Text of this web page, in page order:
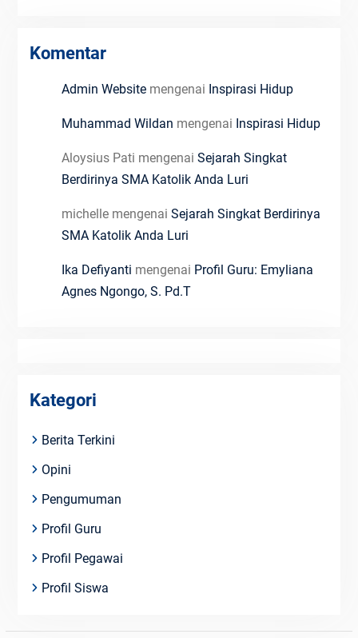
Komentar
Admin Websitemengenai Inspirasi Hidup
Muhammad Wildan mengenai Inspirasi Hidup
Aloysius Pati mengenai Sejarah Singkat
Berdirinya SMA Katolik Anda Luri
michellemengenai Sejarah Singkat Berdirinya
SMA Katolik Anda Luri
Ika Defiyanti mengenai Profil Guru: Emyliana
Agnes Ngongo, S. Pd.T
Kategori
Berita Terkini
Opini
Pengumuman
Profil Guru
Profil Pegawai
Profil Siswa